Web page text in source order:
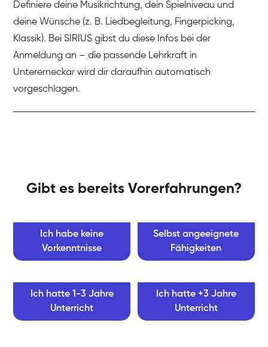
Definiere deine Musikrichtung, dein Spielniveau und
deine Wünsche (z. B. Liedbegleitung, Fingerpicking,
Klassik). Bei SIRIUS gibst du diese Infos bei der
Anmeldung an – die passende Lehrkraft in
Untererneckar wird dir daraufhin automatisch
vorgeschlagen.
Gibt es bereits Vorerfahrungen?
Ich habe keine
Vorkenntnisse
Selbst angeeignete
Fähigkeiten
Ich hatte 1-3 Jahre
Unterricht
Ich hatte +3 Jahre
Unterricht